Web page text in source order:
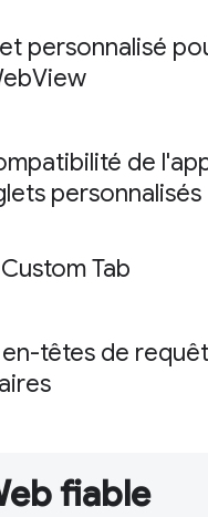
personnalisé
de
personnalisés
Tab
têtes de
fiable